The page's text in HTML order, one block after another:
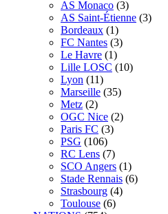
AS Monaco (3)
AS Saint-Étienne (3)
Bordeaux (1)
FC Nantes (3)
Le Havre (1)
Lille LOSC (10)
Lyon (11)
Marseille (35)
Metz (2)
OGC Nice (2)
Paris FC (3)
PSG (106)
RC Lens (7)
SCO Angers (1)
Stade Rennais (6)
Strasbourg (4)
Toulouse (6)